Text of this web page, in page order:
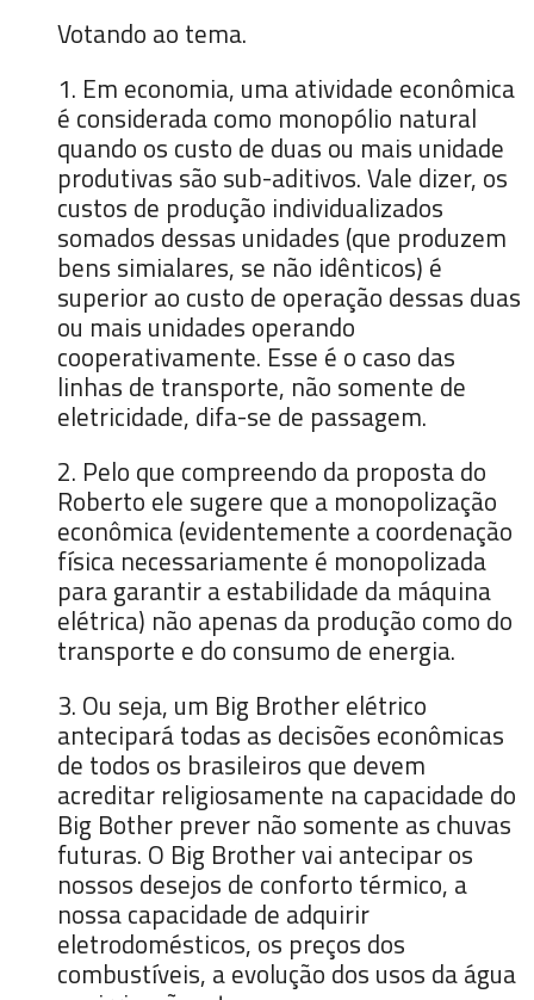
Votando ao tema.
1. Em economia, uma atividade econômica
é considerada como monopólio natural
quando os custo de duas ou mais unidade
produtivas são sub-aditivos. Vale dizer, os
custos de produção individualizados
somados dessas unidades (que produzem
bens simialares, se não idênticos) é
superior ao custo de operação dessas duas
ou mais unidades operando
cooperativamente. Esse é o caso das
linhas de transporte, não somente de
eletricidade, difa-se de passagem.
2. Pelo que compreendo da proposta do
Roberto ele sugere que a monopolização
econômica (evidentemente a coordenação
física necessariamente é monopolizada
para garantir a estabilidade da máquina
elétrica) não apenas da produção como do
transporte e do consumo de energia.
3. Ou seja, um Big Brother elétrico
antecipará todas as decisões econômicas
de todos os brasileiros que devem
acreditar religiosamente na capacidade do
Big Bother prever não somente as chuvas
futuras. O Big Brother vai antecipar os
nossos desejos de conforto térmico, a
nossa capacidade de adquirir
eletrodomésticos, os preços dos
combustíveis, a evolução dos usos da água